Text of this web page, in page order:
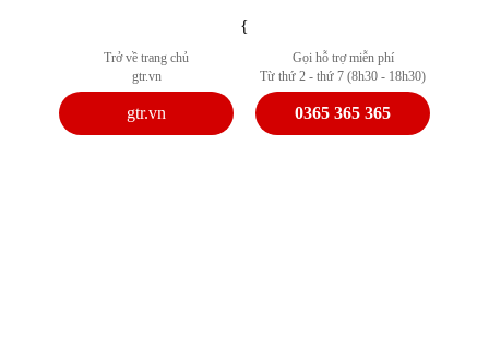
{
Trở về trang chủ
gtr.vn
gtr.vn
Gọi hỗ trợ miễn phí
Từ thứ 2 - thứ 7 (8h30 - 18h30)
0365 365 365